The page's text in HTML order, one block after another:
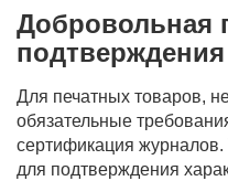
Добровольная
подтверждения
Для печатных товаров,
обязательные
сертификация журналов.
для подтверждения